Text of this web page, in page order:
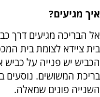
איך מגיעים?
הכביש יש פנייה על כביש
בריכת המשושים. נוסעים
השנייה פונים שמאלה.